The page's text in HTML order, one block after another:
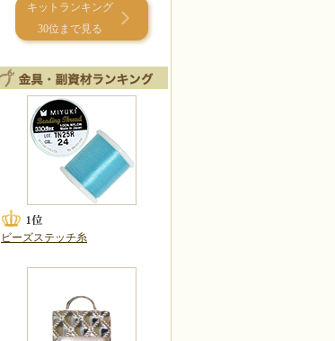
キットランキング
30位まで見る
ビーズステッチ糸